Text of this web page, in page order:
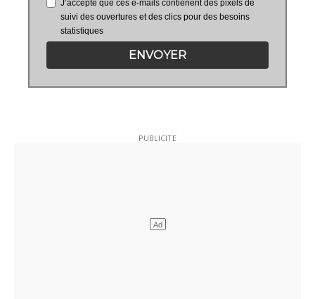
J’accepte que ces e-mails contienent des pixels de
suivi des ouvertures et des clics pour des besoins
statistiques
ENVOYER